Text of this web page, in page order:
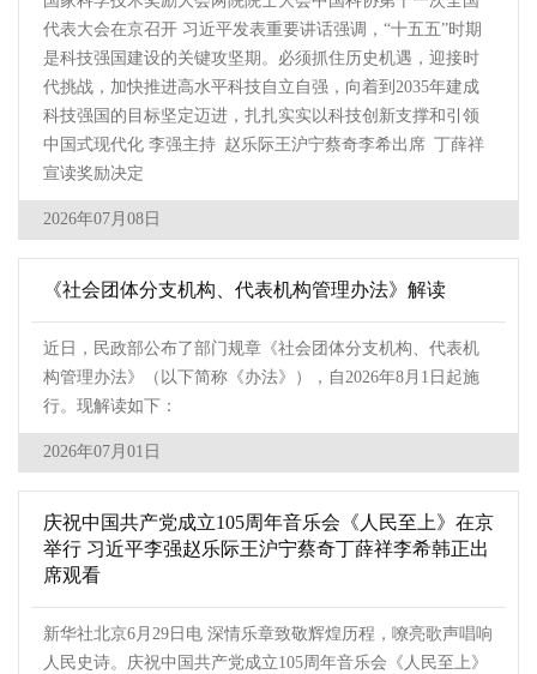
代表大会在京召开 习近平发表重要讲话强调，“十五五”时期
是科技强国建设的关键攻坚期。必须抓住历史机遇，迎接时
代挑战，加快推进高水平科技自立自强，向着到2035年建成
科技强国的目标坚定迈进，扎扎实实以科技创新支撑和引领
中国式现代化 李强主持 赵乐际王沪宁蔡奇李希出席 丁薛祥
宣读奖励决定
2026年07月08日
《社会团体分支机构、代表机构管理办法》解读
近日，民政部公布了部门规章《社会团体分支机构、代表机
构管理办法》（以下简称《办法》），自2026年8月1日起施
行。现解读如下：
2026年07月01日
庆祝中国共产党成立105周年音乐会《人民至上》在京
举行 习近平李强赵乐际王沪宁蔡奇丁薛祥李希韩正出
席观看
新华社北京6月29日电 深情乐章致敬辉煌历程，嘹亮歌声唱响
人民史诗。庆祝中国共产党成立105周年音乐会《人民至上》